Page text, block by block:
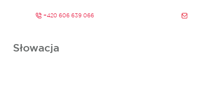
+420 606 639 066
Słowacja